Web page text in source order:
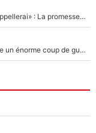
Mercato - OM - «Dès que je prends un club, je t’appellerai» : La promesse de Marcelino au moment de claquer la porte
Victime de racisme contre Murray, Kyrgios pousse un énorme coup de gueule !